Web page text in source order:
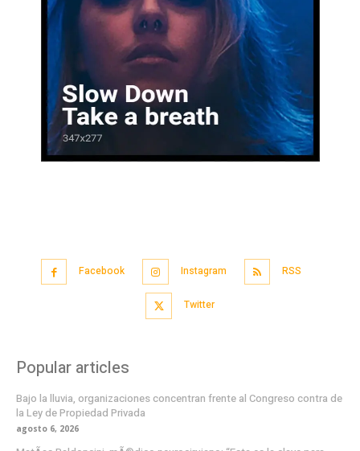
Facebook Instagram RSS
Twitter
Popular articles
Bajo la lluvia, organizaciones concentran frente al Congreso contra de
la Ley de Propiedad Privada
agosto 6, 2026